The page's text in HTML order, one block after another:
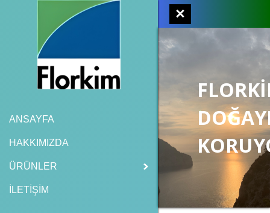
ANSAYFA
HAKKIMIZDA
ÜRÜNLER
İLETİŞİM